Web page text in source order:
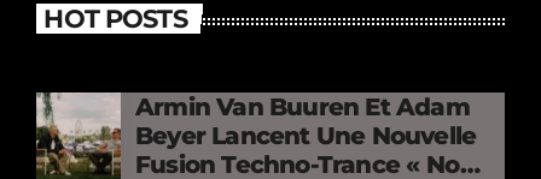
HOT POSTS
Armin Van Buuren Et Adam
Beyer Lancent Une Nouvelle
Fusion Techno-Trance « No